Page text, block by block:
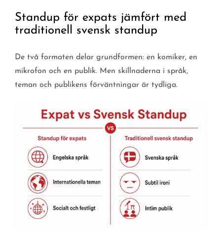
Standup för expats jämfört med
traditionell svensk standup
De två formaten delar grundformen: en komiker, en
mikrofon och en publik. Men skillnaderna i språk,
teman och publikens förväntningar är tydliga.